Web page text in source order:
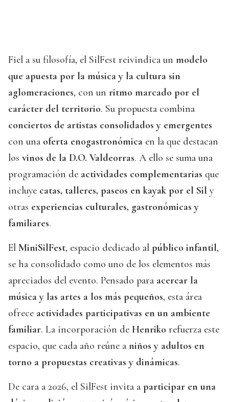
Fiel a su filosofía, el SilFest reivindica un modelo
que apuesta por la música y la cultura sin
aglomeraciones, con un ritmo marcado por el
carácter del territorio. Su propuesta combina
conciertos de artistas consolidados y emergentes
con una oferta enogastronómica en la que destacan
los vinos de la D.O. Valdeorras. A ello se suma una
programación de actividades complementarias que
incluye catas, talleres, paseos en kayak por el Sil y
otras experiencias culturales, gastronómicas y
familiares.
El MiniSilFest, espacio dedicado al público infantil,
se ha consolidado como uno de los elementos más
apreciados del evento. Pensado para acercar la
música y las artes a los más pequeños, esta área
ofrece actividades participativas en un ambiente
familiar. La incorporación de Henriko refuerza este
espacio, que cada año reúne a niños y adultos en
torno a propuestas creativas y dinámicas.
De cara a 2026, el SilFest invita a participar en una